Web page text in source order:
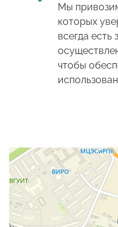
Мы
которых
всегда есть
чтобы